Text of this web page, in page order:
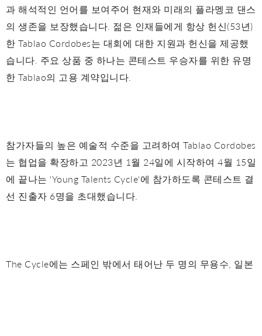
과 해석적인 언어를 보여주어 현재와 미래의 플라멩코 댄스
의 생존을 보장했습니다. 젊은 인재들에게 항상 헌신(53년)
한 Tablao Cordobes는 대회에 대한 지원과 헌신을 제공했
습니다. 주요 상품 중 하나는 콘테스트 우승자를 위한 유명
한 Tablao의 고용 계약입니다.
참가자들의 높은 예술적 수준을 고려하여 Tablao Cordobes
는 협업을 확장하고 2023년 1월 24일에 시작하여 4월 15일
에 끝나는 'Young Talents Cycle'에 참가하도록 콘테스트 결
선 진출자 6명을 초대했습니다.
The Cycle에는 스페인 밖에서 태어난 두 명의 무용수, 일본